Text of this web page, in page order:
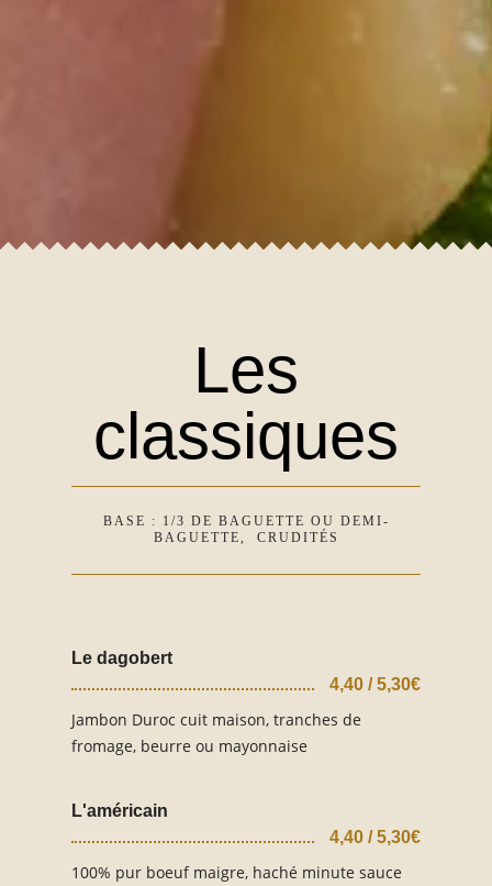
Les
classiques
BASE : 1/3 DE BAGUETTE OU DEMI-
BAGUETTE, CRUDITÉS
Le dagobert
4,40 / 5,30€
Jambon Duroc cuit maison, tranches de
fromage, beurre ou mayonnaise
L'américain
4,40 / 5,30€
100% pur boeuf maigre, haché minute sauce